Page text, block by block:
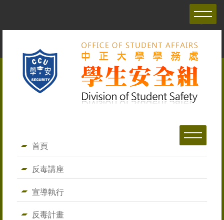
繁體
首頁
反毒講座
宣導執行
反毒計畫